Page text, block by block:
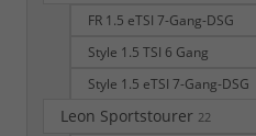
FR 1.5 eTSI 7-Gang-DSG
Style 1.5 TSI 6 Gang
Style 1.5 eTSI 7-Gang-DSG
Leon Sportstourer 22